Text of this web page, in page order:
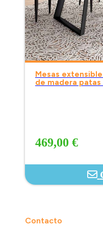
Mesas
de madera
469,00 €
Contacto